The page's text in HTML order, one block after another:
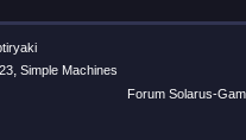
, Simple Machines
Forum Solarus-